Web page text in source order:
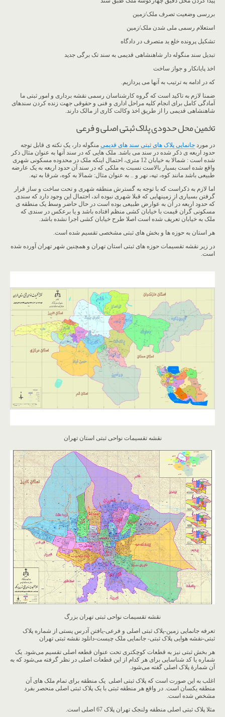
بررسی وضعیت تصرف ملک/زمین
استعلام رسمی ملی شدن ملک/زمین
تشکیل پرونده خلع ید متصرف در دادگاه
تبدیل سند منگوله دار شاهنشاهی قدیمی به سند تک برگی جدید
اخذ پایانکار و جواز ساخت
که در ادامه به ترتیب به آنها می پردازیم.
ضمنا لازم به تاکید است که گروه کارشناسان رسمی نقشه برداری و امور ثبتی ما
آمادگی کامل برای انجام کلیه مراحل اداری و فنی و حقوقی جهت زنده کردن سندهای
شاهنشاهی قدیمی را از طریق اخذ وکالت کاری از مالک دارند.
تخمین محل حدودی پلاک ثبتی اصلی و فرعی
در مورد جانمایی پلاک های ثبتی سند های قدیمی منگوله دار، یک نکته ی قابل توجه
حدود اربعه ی ذکر شده در سند می باشد. ملک هایی که در سند آنها به عنوان مثال ذکر
شده است : شمالا به خیابان 12 متری، احتمال اینکه ملک در محدوده مسکونی شهری
واقع شده است بسیار بالاست نسبت به ملکی که در سند آن حدود اربعه به یک عارضه
طبیعی باشد مانند کوه، تپه، نهر و .. به عنوان مثال: شمالا به کوه، شرقا به تپه.
اما لازم به ذکراست که با توجه به گسترش منطقه شهری و تحت ساخت و ساز قرار
گرفتن بسیاری از زمینهایی که قبلا شهری نبوده اند، احتمال این وجود دارد که سندی
که حدود اربعه در آن به عوارض طبیعی بوده است در حال حاضر وسط یک منطقه ی
مسکونی گران قیمت با خیابان کشی منظم افتاده باشد و یا برعکس در سندی که
ملک به خیابان تعریف شده است اصلا طرح خیابان کشی اجرا نشده باشد.
هر استان به حوزه ها و بخش های ثبتی مشخصی تقسیم شده است.
در زیر نقشه تقسیمات حوزه های ثبتی استان تهران و همچنین شهر تهران آورده شده
است.
نقشه تقسیمات نواحی ثبتی استان تهران
نقشه تقسیمات نواحی ثبتی تهران بزرگ
تعرفه جانمایی زمین-پلاک ثبتی اصلی و فرعی-یافتن آدرس پستی از شماره پلاک
ثبتی-نقشه هوایی پلاک ثبتی- جانمایی ملک چیست-دانلود نقشه ثبتی تهران
هر بخش ثبتی نیز به قطعات کوچکتری تحت عنوان قطعه اصلی تقسیم می‌شود. یک
شماره یا کد شناسایی برای هر کدام از این قطعات اصلی در نظر گرفته می‌شود که به
آن شمارۀ پلاک اصلی گفته می‌شود.
اغلب به این صورت است که پلاک ثبتی اصلی یک منطقه برای تمام ملک های آن
منطقه یکسان است. در واقع هر منطقه ثبتی با یک پلاک ثبتی اصلی منحصر بفرد
مشخص شده است.
مثلا پلاک ثبتی اصلی منطقه ولنجک تهران پلاک 67 اصلی است.